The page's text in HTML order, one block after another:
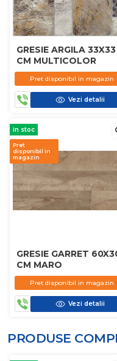
GRESIE ARGILA 33X33
CM MULTICOLOR
Pret disponibil in magazin
Vezi detalii
in stoc
Pret
disponibil in
magazin
GRESIE GARRET
CM MARO
Pret disponibil in magazin
Vezi detalii
PRODUSE